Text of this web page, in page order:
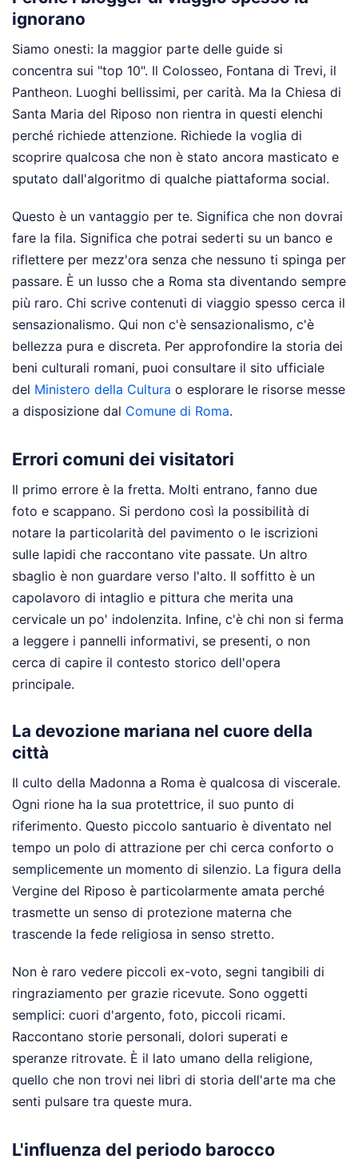
ignorano
Siamo onesti: la maggior parte delle guide si
concentra sui "top 10". Il Colosseo, Fontana di Trevi, il
Pantheon. Luoghi bellissimi, per carità. Ma la Chiesa di
Santa Maria del Riposo non rientra in questi elenchi
perché richiede attenzione. Richiede la voglia di
scoprire qualcosa che non è stato ancora masticato e
sputato dall'algoritmo di qualche piattaforma social.
Questo è un vantaggio per te. Significa che non dovrai
fare la fila. Significa che potrai sederti su un banco e
riflettere per mezz'ora senza che nessuno ti spinga per
passare. È un lusso che a Roma sta diventando sempre
più raro. Chi scrive contenuti di viaggio spesso cerca il
sensazionalismo. Qui non c'è sensazionalismo, c'è
bellezza pura e discreta. Per approfondire la storia dei
beni culturali romani, puoi consultare il sito ufficiale
del Ministero della Cultura o esplorare le risorse messe
a disposizione dal Comune di Roma.
Errori comuni dei visitatori
Il primo errore è la fretta. Molti entrano, fanno due
foto e scappano. Si perdono così la possibilità di
notare la particolarità del pavimento o le iscrizioni
sulle lapidi che raccontano vite passate. Un altro
sbaglio è non guardare verso l'alto. Il soffitto è un
capolavoro di intaglio e pittura che merita una
cervicale un po' indolenzita. Infine, c'è chi non si ferma
a leggere i pannelli informativi, se presenti, o non
cerca di capire il contesto storico dell'opera
principale.
La devozione mariana nel cuore della
città
Il culto della Madonna a Roma è qualcosa di viscerale.
Ogni rione ha la sua protettrice, il suo punto di
riferimento. Questo piccolo santuario è diventato nel
tempo un polo di attrazione per chi cerca conforto o
semplicemente un momento di silenzio. La figura della
Vergine del Riposo è particolarmente amata perché
trasmette un senso di protezione materna che
trascende la fede religiosa in senso stretto.
Non è raro vedere piccoli ex-voto, segni tangibili di
ringraziamento per grazie ricevute. Sono oggetti
semplici: cuori d'argento, foto, piccoli ricami.
Raccontano storie personali, dolori superati e
speranze ritrovate. È il lato umano della religione,
quello che non trovi nei libri di storia dell'arte ma che
senti pulsare tra queste mura.
L'influenza del periodo barocco